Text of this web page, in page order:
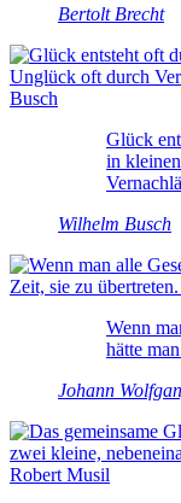
Bertolt Brecht
Glück
in
Wilhelm Busch
Wenn
hätte
Johann